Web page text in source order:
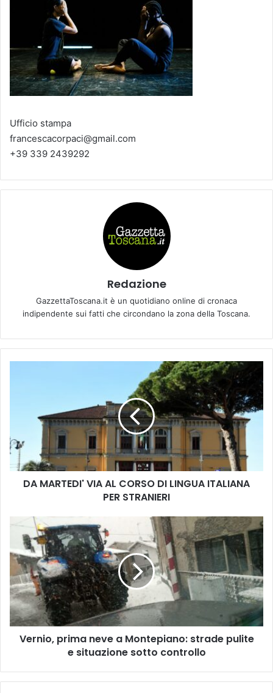
Ufficio stampa
francescacorpaci@gmail.com
+39 339 2439292
Redazione
GazzettaToscana.it è un quotidiano online di cronaca
indipendente sui fatti che circondano la zona della Toscana.
E
D
I
C
O
R
S
O
D
N
DA MARTEDI' VIA AL CORSO DI LINGUA ITALIANA
PER STRANIERI
V
n
i
o
,
p
r
Vernio, prima neve a Montepiano: strade pulite
e situazione sotto controllo